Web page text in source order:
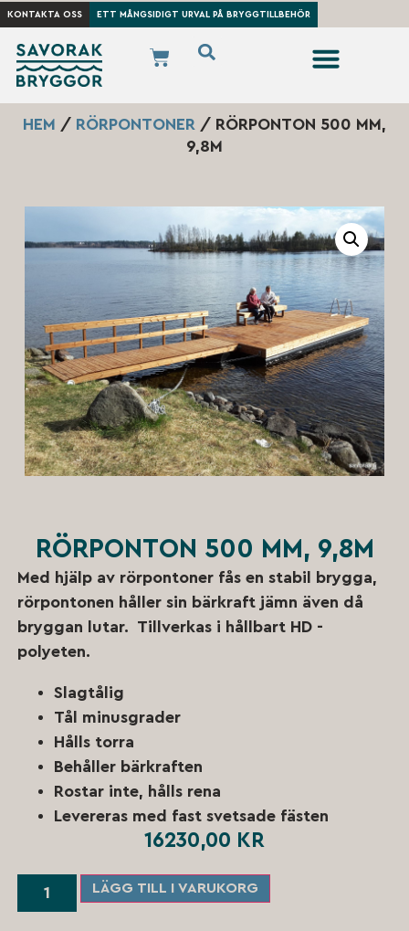
KONTAKTA OSS ETT MÅNGSIDIGT URVAL PÅ BRYGGTILLBEHÖR
HEM / RÖRPONTONER / RÖRPONTON 500 MM,
9,8M
RÖRPONTON 500 MM, 9,8M
Med hjälp av rörpontoner fås en stabil brygga,
rörpontonen håller sin bärkraft jämn även då
bryggan lutar. Tillverkas i hållbart HD -
polyeten.
Slagtålig
Tål minusgrader
Hålls torra
Behåller bärkraften
Rostar inte, hålls rena
Levereras med fast svetsade fästen
16230,00 KR
LÄGG TILL I VARUKORG